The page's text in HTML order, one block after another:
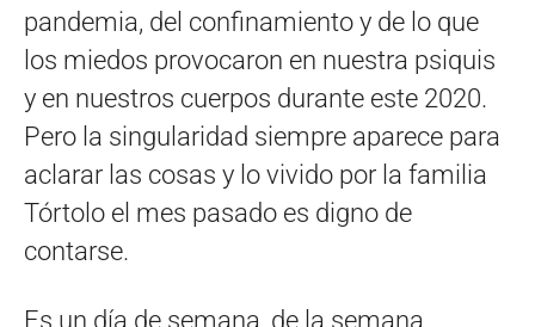
pandemia, del confinamiento y de lo que
los miedos provocaron en nuestra psiquis
y en nuestros cuerpos durante este 2020.
Pero la singularidad siempre aparece para
aclarar las cosas y lo vivido por la familia
Tórtolo el mes pasado es digno de
contarse.
Es un día de semana, de la semana